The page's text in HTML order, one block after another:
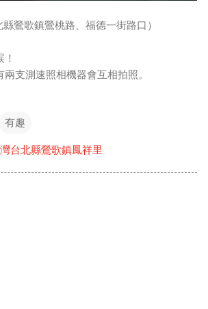
縣鶯歌鎮鶯桃路、福德一街路口）
支測速照相機器會互相拍照。
有趣
台北縣鶯歌鎮鳳祥里